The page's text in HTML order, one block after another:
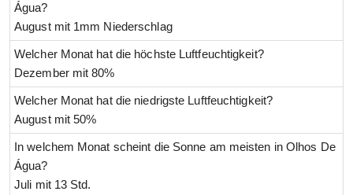
Água?
August mit 1mm Niederschlag
Welcher Monat hat die höchste Luftfeuchtigkeit?
Dezember mit 80%
Welcher Monat hat die niedrigste Luftfeuchtigkeit?
August mit 50%
In welchem Monat scheint die Sonne am meisten in Olhos De
Água?
Juli mit 13 Std.